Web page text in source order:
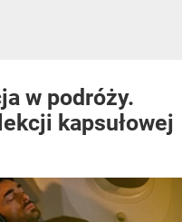
w podróży.
kapsułowej